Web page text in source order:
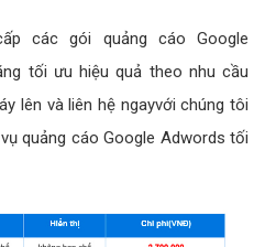
các gói quảng cáo Google
tối ưu hiệu quả theo nhu cầu
lên và liên hệ ngayvới chúng tôi
quảng cáo Google Adwords tối